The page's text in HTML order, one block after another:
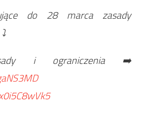
do 28 marca zasady
i ograniczenia ➡️